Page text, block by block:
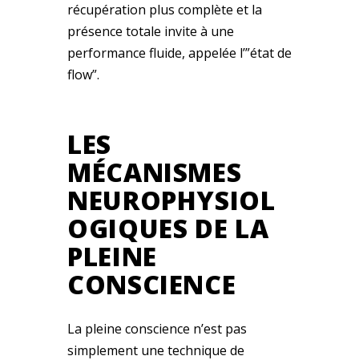
récupération plus complète et la
présence totale invite à une
performance fluide, appelée l’”état de
flow”.
LES
MÉCANISMES
NEUROPHYSIOL
OGIQUES DE LA
PLEINE
CONSCIENCE
La pleine conscience n’est pas
simplement une technique de